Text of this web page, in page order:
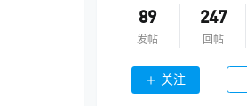
89
发帖
247
回帖
关注